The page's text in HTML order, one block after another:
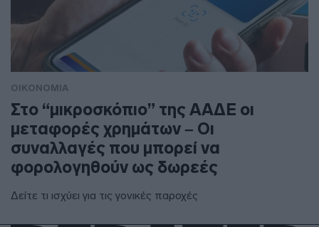
ΟΙΚΟΝΟΜΙΑ
Στο “μικροσκόπιο” της ΑΑΔΕ οι
μεταφορές χρημάτων – Οι
συναλλαγές που μπορεί να
φορολογηθούν ως δωρεές
Δείτε τι ισχύει για τις γονικές παροχές